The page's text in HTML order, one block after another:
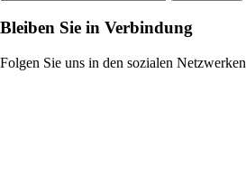
Bleiben Sie in Verbindung
Folgen Sie uns in den sozialen Netzwerken